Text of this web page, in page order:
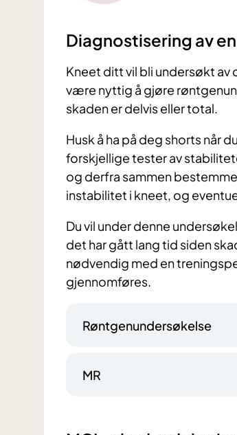
Diagnostisering av
Kneet ditt vil bli undersøkt av
være nyttig å gjøre
skaden er delvis eller total.
Husk å ha på deg shorts når
forskjellige tester av
og derfra sammen
instabilitet i kneet, og
Du vil under denne
det har gått lang tid siden
nødvendig med en
gjennomføres.
Røntgenundersøkelse
MR